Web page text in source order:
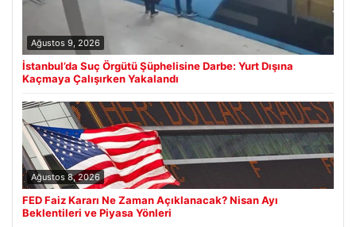
Ağustos 9, 2026
İstanbul’da Suç Örgütü Şüphelisine Darbe: Yurt Dışına
Kaçmaya Çalışırken Yakalandı
Ağustos 8, 2026
FED Faiz Kararı Ne Zaman Açıklanacak? Nisan Ayı
Beklentileri ve Piyasa Yönleri